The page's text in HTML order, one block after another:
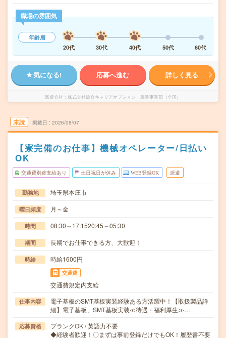
職場の雰囲気
年齢層
20代
30代 40代 50代 60代
気になる! 応募へ進む 詳しく見る
派遣会社 株式会社綜合キャリアオプション 製造事業部（全国）
未読 掲載日 2026/08/07
【寮完備のお仕事】機械オペレーター/日払い
OK
交通費別途支給あり 土日祝日が休み WEB登録OK 派遣
勤務地 埼玉県本庄市
曜日頻度 月～金
時間 08:30～17:1520:45～05:30
期間 長期でお仕事できる方、大歓迎！
時給 時給1600円
交通費
交通費規定内支給
仕事内容
電子基板のSMT基板実装経験ある方活躍中！【取扱製品詳
細】電子基板、SMT基板実装≪待遇・福利厚生≫…
応募資格
ブランクOK / 英語力不要
◆経験者歓迎！〇まずは事前登録だけでもOK！履歴書不要